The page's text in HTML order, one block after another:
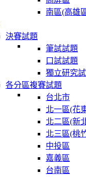
南區(高雄
決賽試題
筆試試題
口試試題
獨立研究
各分區複賽試題
台北市
北一區(花
北二區(新
北三區(桃
中投區
嘉義區
台南區